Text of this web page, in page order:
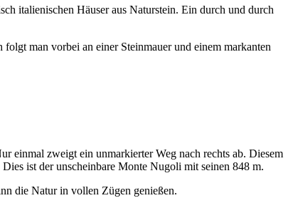
italienischen Häuser aus Naturstein. Ein durch und durch
man vorbei an einer Steinmauer und einem markanten
einmal zweigt ein unmarkierter Weg nach rechts ab. Diesem
ist der unscheinbare Monte Nugoli mit seinen 848 m.
die Natur in vollen Zügen genießen.